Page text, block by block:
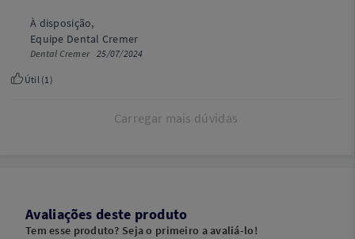
À disposição,
Equipe Dental Cremer
Dental Cremer25/07/2024
Útil (1)
Carregar mais dúvidas
Avaliações deste produto
Tem esse produto? Seja o primeiro a avaliá-lo!